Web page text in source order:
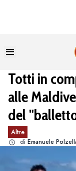
Totti in
alle
del
Altre
di Emanuele